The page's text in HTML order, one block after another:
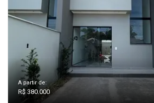
A partir de:
R$ 380.000